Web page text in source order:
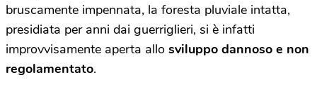
bruscamente impennata, la foresta pluviale intatta,
presidiata per anni dai guerriglieri, si è infatti
improvvisamente aperta allo sviluppo dannoso e non
regolamentato.